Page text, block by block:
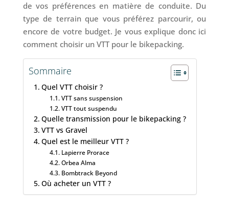
de vos préférences en matière de conduite. Du
type de terrain que vous préférez parcourir, ou
encore de votre budget. Je vous explique donc ici
comment choisir un VTT pour le bikepacking.
Sommaire
Quel VTT choisir ?
VTT sans suspension
VTT tout suspendu
Quelle transmission pour le bikepacking ?
VTT vs Gravel
Quel est le meilleur VTT ?
Lapierre Prorace
Orbea Alma
Bombtrack Beyond
Où acheter un VTT ?